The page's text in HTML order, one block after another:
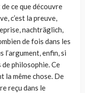
ce que découvre
c’est la preuve,
nachträglich,
de fois dans les
enfin, si
de philosophie. Ce
la même chose. De
reçu dans le